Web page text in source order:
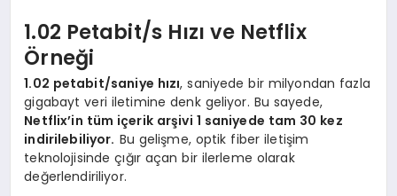
1.02 Petabit/s Hızı ve Netflix
Örneği
1.02 petabit/saniye hızı, saniyede bir milyondan fazla
gigabayt veri iletimine denk geliyor. Bu sayede,
Netflix’in tüm içerik arşivi 1 saniyede tam 30 kez
indirilebiliyor. Bu gelişme, optik fiber iletişim
teknolojisinde çığır açan bir ilerleme olarak
değerlendiriliyor.